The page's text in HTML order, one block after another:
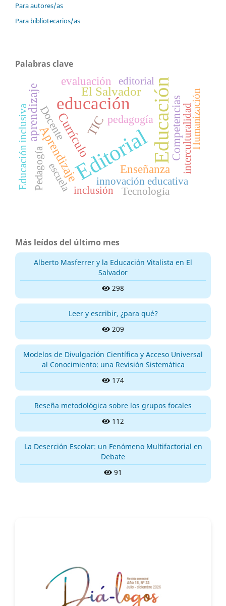
Para autores/as
Para bibliotecarios/as
Palabras clave
EditorialEducación
educación
TIC
Aprendizaje
El Salvador
Currículo
aprendizaje
Enseñanza
evaluación
Competencias
pedagogía
Docente
escuela
interculturalidad
Pedagogía
Educación inclusiva innovación educativa
editorial
inclusión
Humanización
Tecnología
Más leídos del último mes
Alberto Masferrer y la Educación Vitalista en El
Salvador
298
Leer y escribir, ¿para qué?
209
Modelos de Divulgación Científica y Acceso Universal
al Conocimiento: una Revisión Sistemática
174
Reseña metodológica sobre los grupos focales
112
La Deserción Escolar: un Fenómeno Multifactorial en
Debate
91